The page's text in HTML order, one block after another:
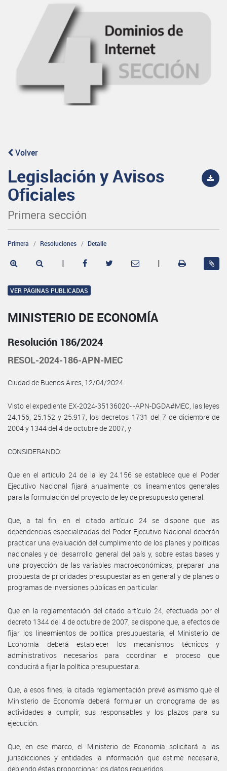
Volver
Legislación y Avisos
Oficiales
Primera sección
Primera Resoluciones Detalle
| |
VER PÁGINAS PUBLICADAS
MINISTERIO DE ECONOMÍA
Resolución 186/2024
RESOL-2024-186-APN-MEC
Ciudad de Buenos Aires, 12/04/2024
Visto el expediente EX-2024-35136020- -APN-DGDA#MEC, las leyes
24.156, 25.152 y 25.917, los decretos 1731 del 7 de diciembre de
2004 y 1344 del 4 de octubre de 2007, y
CONSIDERANDO:
Que en el artículo 24 de la ley 24.156 se establece que el Poder
Ejecutivo Nacional fijará anualmente los lineamientos generales
para la formulación del proyecto de ley de presupuesto general.
Que, a tal fin, en el citado artículo 24 se dispone que las
dependencias especializadas del Poder Ejecutivo Nacional deberán
practicar una evaluación del cumplimiento de los planes y políticas
nacionales y del desarrollo general del país y, sobre estas bases y
una proyección de las variables macroeconómicas, preparar una
propuesta de prioridades presupuestarias en general y de planes o
programas de inversiones públicas en particular.
Que en la reglamentación del citado artículo 24, efectuada por el
decreto 1344 del 4 de octubre de 2007, se dispone que, a efectos de
fijar los lineamientos de política presupuestaria, el Ministerio de
Economía deberá establecer los mecanismos técnicos y
administrativos necesarios para coordinar el proceso que
conducirá a fijar la política presupuestaria.
Que, a esos fines, la citada reglamentación prevé asimismo que el
Ministerio de Economía deberá formular un cronograma de las
actividades a cumplir, sus responsables y los plazos para su
ejecución.
Que, en ese marco, el Ministerio de Economía solicitará a las
jurisdicciones y entidades la información que estime necesaria,
debiendo éstas proporcionar los datos requeridos.